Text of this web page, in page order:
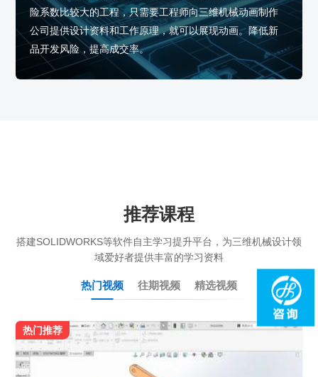
险系数比较大的工程，只需要工程师向三维机械动画制作
公司提供设计资料和工作原理，就可以展现动画。降低新
品开发风险，提高成交率。
推荐课程
搭建SOLIDWORKS等软件自主学习提升平台，为三维机械设计领
域爱好者提供丰富的学习资料
热门视频 往期视频 精选视频
热门推荐